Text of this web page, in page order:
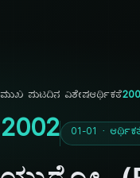
ಮುಖ ಪುಟದಿನ ವಿಶೇಷಆರ್ಥಿಕತೆ
2002 01-01 ·